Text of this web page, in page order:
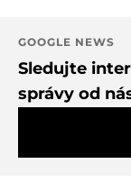
GOOGLE NEWS
Sledujte
správy od